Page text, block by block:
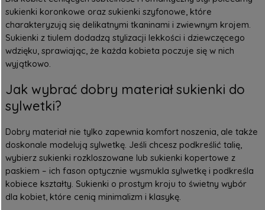
sukienki koronkowe oraz sukienki szyfonowe, które
charakteryzują się delikatnymi tkaninami i zwiewnym krojem.
Sukienki z tiulem dodadzą stylizacji lekkości i dziewczęcego
wdzięku, sprawiając, że każda kobieta poczuje się w nich
wyjątkowo.
Jak wybrać dobry materiał sukienki do
sylwetki?
Dobry materiał nie tylko zapewnia komfort noszenia, ale także
doskonale modelują sylwetkę. Jeśli chcesz podkreślić talię,
wybierz sukienki rozkloszowane lub sukienki kopertowe z
paskiem – ich fason optycznie wysmukla sylwetkę i podkreśla
kobiece kształty. Sukienki o prostym kroju to świetny wybór
dla kobiet, które cenią minimalizm i klasykę.